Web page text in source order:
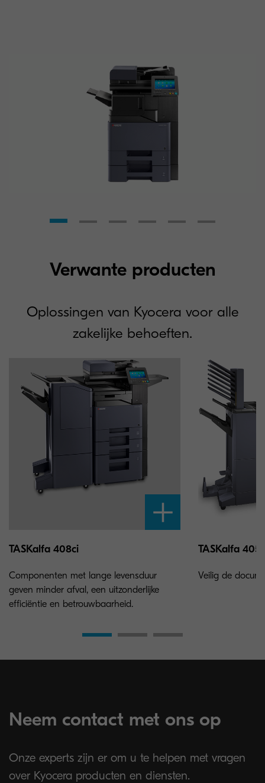
Verwante producten
Oplossingen van Kyocera voor alle
zakelijke behoeften.
TASKalfa 408ci
Componenten met lange levensduur
geven minder afval, een uitzonderlijke
efficiëntie en betrouwbaarheid.
TASKalfa
Veilig de
Neem contact met ons op
Onze experts zijn er om u te helpen met vragen
over Kyocera producten en diensten.